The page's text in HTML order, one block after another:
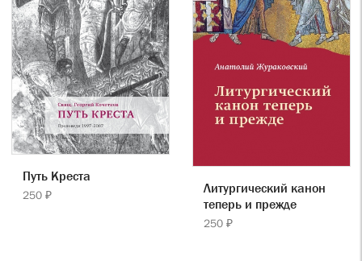
Путь Креста
250 ₽
Литургический канон
теперь и прежде
250 ₽